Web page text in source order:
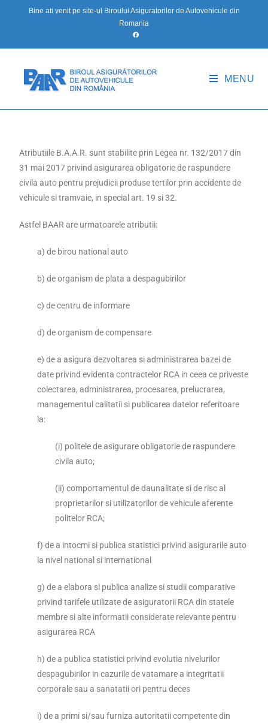
Bine ati venit pe site-ul Biroului Asiguratorilor de Autovehicule din
Romania
MENU
Atributiile B.A.A.R. sunt stabilite prin Legea nr. 132/2017 din
31 mai 2017 privind asigurarea obligatorie de raspundere
civila auto pentru prejudicii produse tertilor prin accidente de
vehicule si tramvaie, in special art. 19 si 32.
Astfel BAAR are urmatoarele atributii:
a) de birou national auto
b) de organism de plata a despagubirilor
c) de centru de informare
d) de organism de compensare
e) de a asigura dezvoltarea si administrarea bazei de
date privind evidenta contractelor RCA in ceea ce priveste
colectarea, administrarea, procesarea, prelucrarea,
managementul calitatii si publicarea datelor referitoare
la:
(i) politele de asigurare obligatorie de raspundere
civila auto;
(ii) comportamentul de daunalitate si de risc al
proprietarilor si utilizatorilor de vehicule aferente
politelor RCA;
f) de a intocmi si publica statistici privind asigurarile auto
la nivel national si international
g) de a elabora si publica analize si studii comparative
privind tarifele utilizate de asiguratorii RCA din statele
membre si alte informatii considerate relevante pentru
asigurarea RCA
h) de a publica statistici privind evolutia nivelurilor
despagubirilor in cazurile de vatamare a integritatii
corporale sau a sanatatii ori pentru deces
i) de a primi si/sau furniza autoritatii competente din